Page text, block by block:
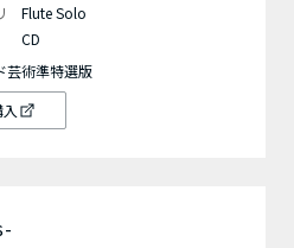
Flute Solo
CD
芸術準特選版